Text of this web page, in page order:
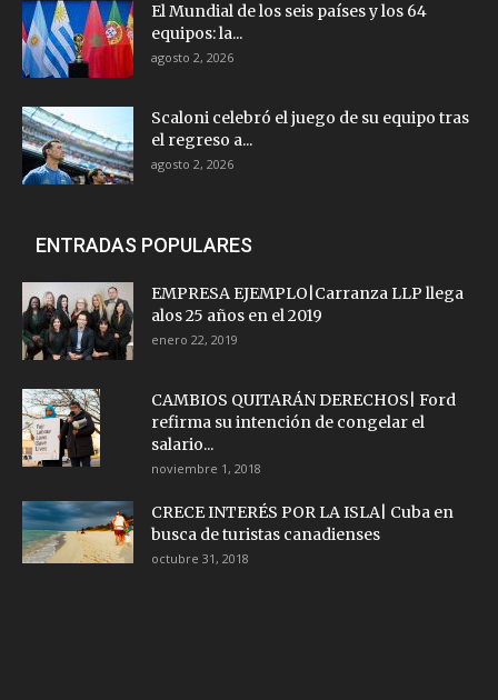
El Mundial de los seis países y los 64
equipos: la...
agosto 2, 2026
Scaloni celebró el juego de su equipo tras
el regreso a...
agosto 2, 2026
ENTRADAS POPULARES
EMPRESA EJEMPLO|Carranza LLP llega
alos 25 años en el 2019
enero 22, 2019
CAMBIOS QUITARÁN DERECHOS| Ford
refirma su intención de congelar el
salario...
noviembre 1, 2018
CRECE INTERÉS POR LA ISLA| Cuba en
busca de turistas canadienses
octubre 31, 2018